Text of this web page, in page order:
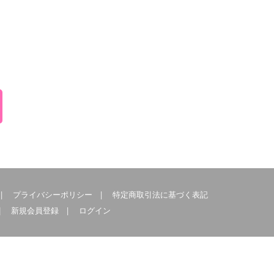
プライバシーポリシー | 特定商取引法に基づく表記
新規会員登録| ログイン